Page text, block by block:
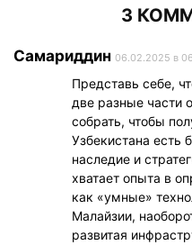
3
Самариддин 06.02.2025 в
Представь себе,
две разные части
собрать, чтобы
Узбекистана есть
наследие и
хватает опыта в
как «умные»
Малайзии,
развитая